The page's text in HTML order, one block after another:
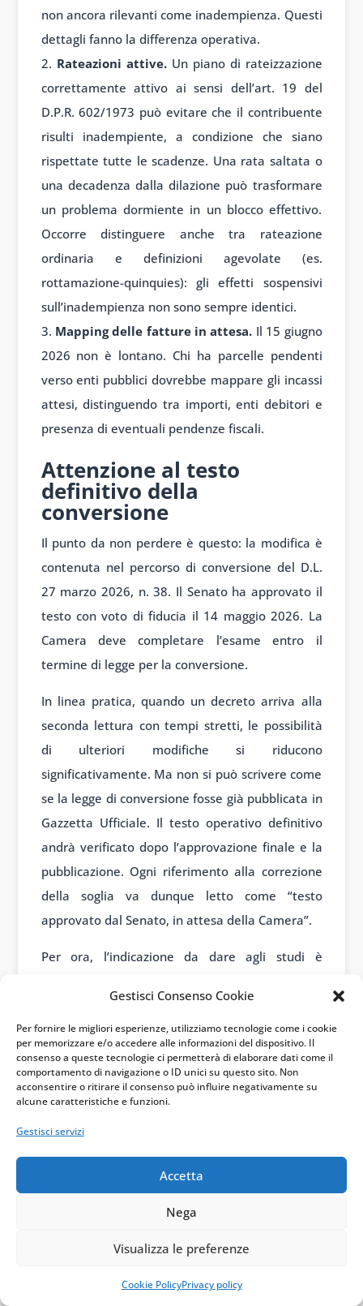
Gestisci Consenso Cookie
Per fornire le migliori esperienze, utilizziamo tecnologie come i cookie
per memorizzare e/o accedere alle informazioni del dispositivo. Il
consenso a queste tecnologie ci permetterà di elaborare dati come il
comportamento di navigazione o ID unici su questo sito. Non
acconsentire o ritirare il consenso può influire negativamente su
alcune caratteristiche e funzioni.
Gestisci servizi
Accetta
Nega
Visualizza le preferenze
Cookie PolicyPrivacy policy
non ancora rilevanti come inadempienza. Questi
dettagli fanno la differenza operativa.
Rateazioni attive.Un piano di rateizzazione
correttamente attivo ai sensi dell’art. 19 del
D.P.R. 602/1973 può evitare che il contribuente
risulti inadempiente, a condizione che siano
rispettate tutte le scadenze. Una rata saltata o
una decadenza dalla dilazione può trasformare
un problema dormiente in un blocco effettivo.
Occorre distinguere anche tra rateazione
ordinaria e definizioni agevolate (es.
rottamazione-quinquies): gli effetti sospensivi
sull’inadempienza non sono sempre identici.
Mapping delle fatture in attesa. Il 15 giugno
2026 non è lontano. Chi ha parcelle pendenti
verso enti pubblici dovrebbe mappare gli incassi
attesi, distinguendo tra importi, enti debitori e
presenza di eventuali pendenze fiscali.
Attenzione al testo
definitivo della
conversione
Il punto da non perdere è questo: la modifica è
contenuta nel percorso di conversione del D.L.
27 marzo 2026, n. 38. Il Senato ha approvato il
testo con voto di fiducia il 14 maggio 2026. La
Camera deve completare l’esame entro il
termine di legge per la conversione.
In linea pratica, quando un decreto arriva alla
seconda lettura con tempi stretti, le possibilità
di ulteriori modifiche si riducono
significativamente. Ma non si può scrivere come
se la legge di conversione fosse già pubblicata in
Gazzetta Ufficiale. Il testo operativo definitivo
andrà verificato dopo l’approvazione finale e la
pubblicazione. Ogni riferimento alla correzione
della soglia va dunque letto come “testo
approvato dal Senato, in attesa della Camera”.
Per ora, l’indicazione da dare agli studi è
cancellata, viene ridimensionata. La soglia dei
5.000 euro torna a essere il filtro che evita
l’effetto sproporzionato sui debiti minori. Ma
l’ampliamento della platea dei compensi
soggetti a verifica – per qualsiasi importo di
parcella – rimane invariato rispetto al testo
Infografica